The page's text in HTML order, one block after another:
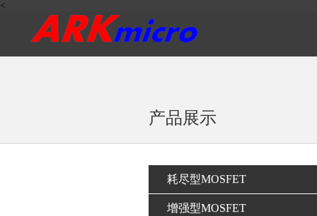
<
产品展示
耗尽型MOSFET
增强型MOSFET